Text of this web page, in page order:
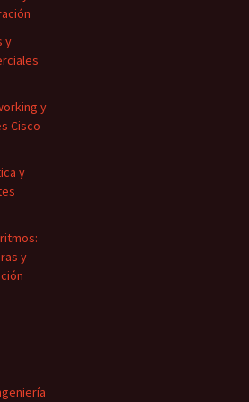
y
y
Cisco
y
y